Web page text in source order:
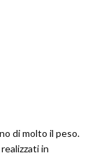
di molto il peso.
in